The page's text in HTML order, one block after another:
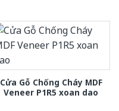
Cửa Gỗ Chống Cháy MDF
Veneer P1R5 xoan dao